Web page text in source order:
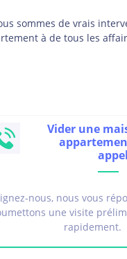
sommes de vrais
à de tous les
Vider une
appel
nous, nous vous
une visite
rapidement.